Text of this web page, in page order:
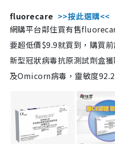
fluorecare >>按此選購<<
網購平台鄰住買有售
要超低價$9.9就買到，購買
新型冠狀病毒抗原測試劑盒
及Omicorn病毒，靈敏度